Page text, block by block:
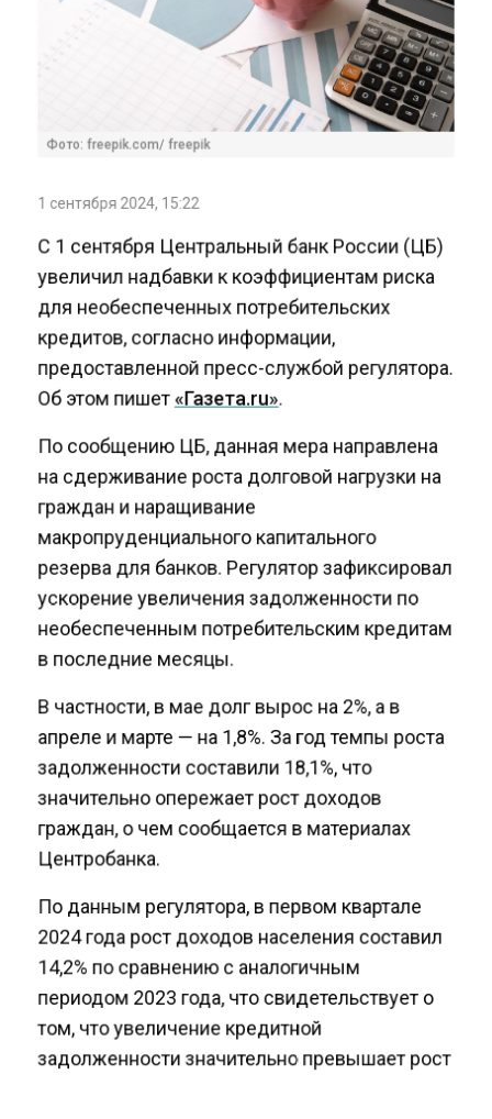
Фото: freepik.com/ freepik
1 сентября 2024, 15:22
С 1 сентября Центральный банк России (ЦБ)
увеличил надбавки к коэффициентам риска
для необеспеченных потребительских
кредитов, согласно информации,
предоставленной пресс-службой регулятора.
Об этом пишет «Газета.ru»
По сообщению ЦБ, данная мера направлена
на сдерживание роста долговой нагрузки на
граждан и наращивание
макропруденциального капитального
резерва для банков. Регулятор зафиксировал
ускорение увеличения задолженности по
необеспеченным потребительским кредитам
в последние месяцы.
В частности, в мае долг вырос на 2%, а в
апреле и марте — на 1,8%. За год темпы роста
задолженности составили 18,1%, что
значительно опережает рост доходов
граждан, о чем сообщается в материалах
Центробанка.
По данным регулятора, в первом квартале
2024 года рост доходов населения составил
14,2% по сравнению с аналогичным
периодом 2023 года, что свидетельствует о
том, что увеличение кредитной
задолженности значительно превышает рост